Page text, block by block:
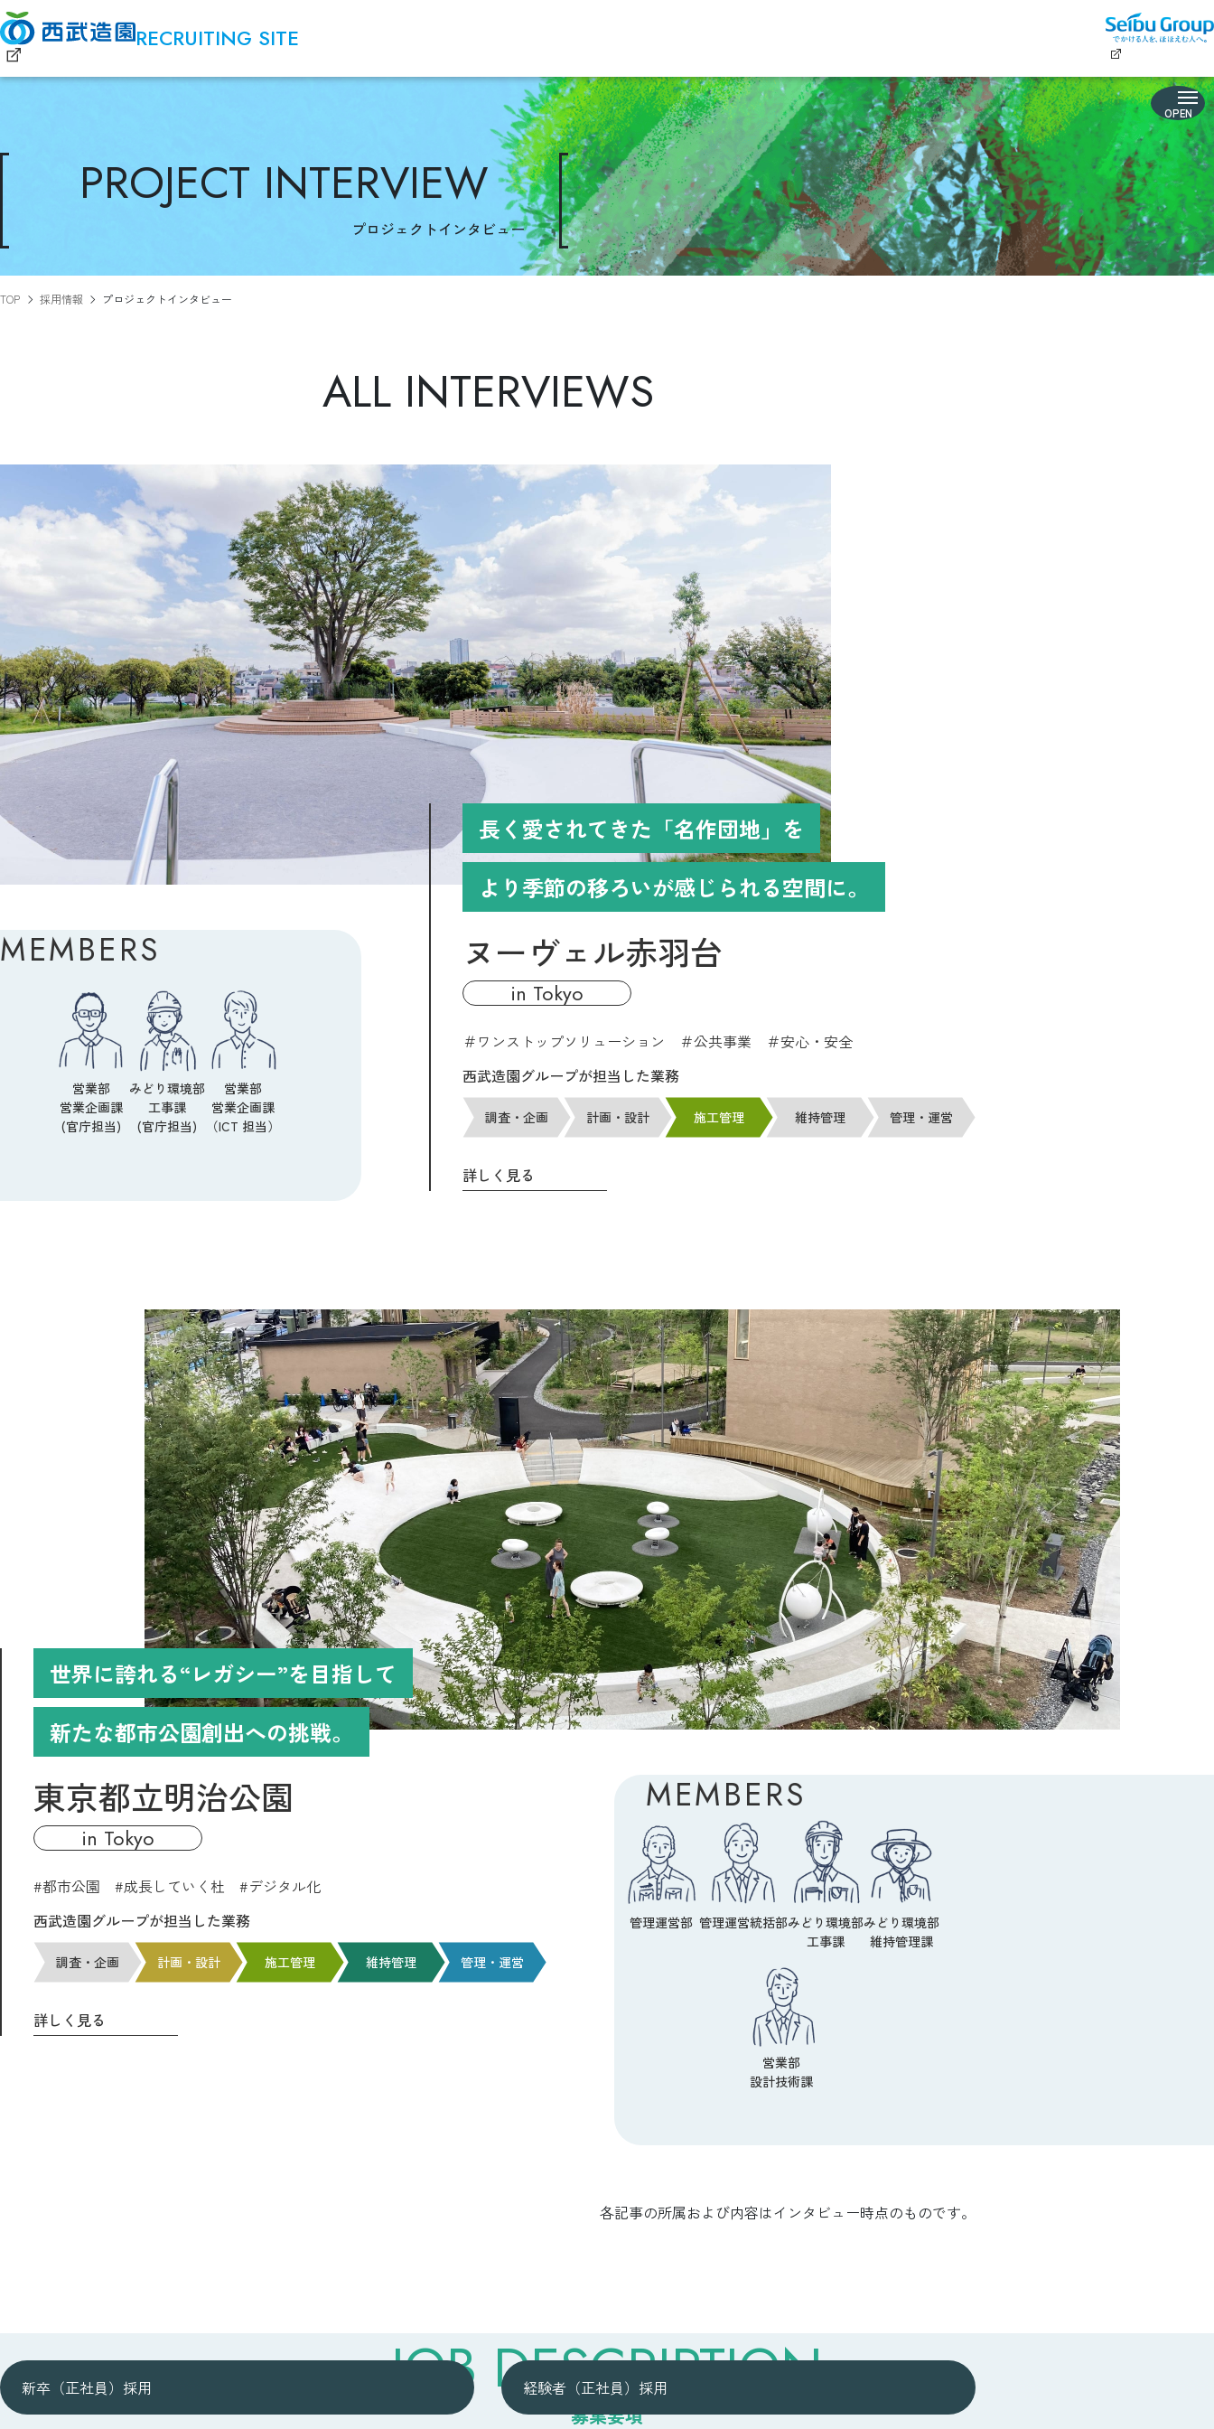
RECRUITING SITE
PROJECT INTERVIEW
プロジェクトインタビュー
TOP 採用情報 プロジェクトインタビュー
ALL INTERVIEWS
長く愛されてきた「名作団地」を
より季節の移ろいが感じられる空間に。
ヌーヴェル赤羽台
in tokyo
＃ワンストップソリューション ＃公共事業 ＃安心・安全
西武造園グループが担当した業務
調査・企画 計画・設計 施工管理 維持管理 管理・運営
詳しく見る
MEMBERS
営業部
営業企画課
(官庁担当)
みどり環境部
工事課
(官庁担当)
営業部
営業企画課
（ICT 担当）
世界に誇れる“レガシー”を目指して
新たな都市公園創出への挑戦。
東京都立明治公園
in tokyo
#都市公園 #成長していく杜 #デジタル化
西武造園グループが担当した業務
調査・企画 計画・設計 施工管理 維持管理 管理・運営
詳しく見る
MEMBERS
管理運営部 管理運営統括部みどり環境部
工事課
みどり環境部
維持管理課
営業部
設計技術課
各記事の所属および内容はインタビュー時点のものです。
JOB DESCRIPTION
募集要項
新卒（正社員）採用 経験者（正社員）採用